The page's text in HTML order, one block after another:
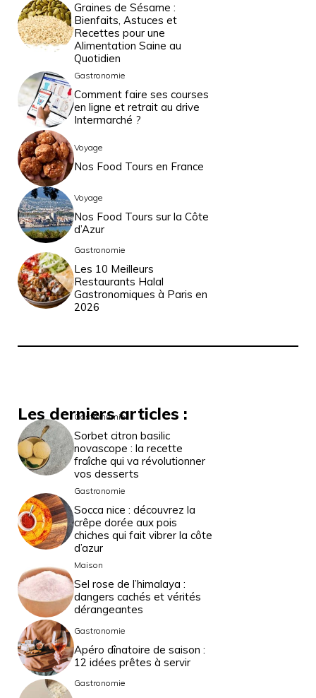
Graines de Sésame :
Bienfaits, Astuces et
Recettes pour une
Alimentation Saine au
Quotidien
Gastronomie
Comment faire ses courses
en ligne et retrait au drive
Intermarché ?
Voyage
Nos Food Tours en France
Voyage
Nos Food Tours sur la Côte
d’Azur
Gastronomie
Les 10 Meilleurs
Restaurants Halal
Gastronomiques à Paris en
2026
Les derniers articles :
Gastronomie
Sorbet citron basilic
novascope : la recette
fraîche qui va révolutionner
vos desserts
Gastronomie
Socca nice : découvrez la
crêpe dorée aux pois
chiches qui fait vibrer la côte
d’azur
Maison
Sel rose de l’himalaya :
dangers cachés et vérités
dérangeantes
Gastronomie
Apéro dînatoire de saison :
12 idées prêtes à servir
Gastronomie